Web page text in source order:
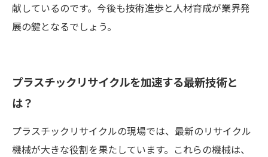
献しているのです。今後も技術進歩と人材育成が業界発
展の鍵となるでしょう。
プラスチックリサイクルを加速する最新技術と
は？
プラスチックリサイクルの現場では、最新のリサイクル
機械が大きな役割を果たしています。これらの機械は、